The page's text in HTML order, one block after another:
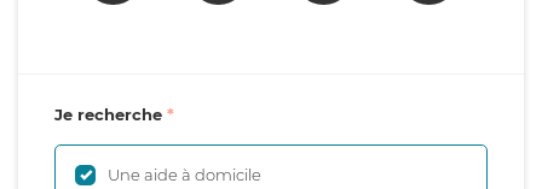
Je recherche
Une aide à domicile